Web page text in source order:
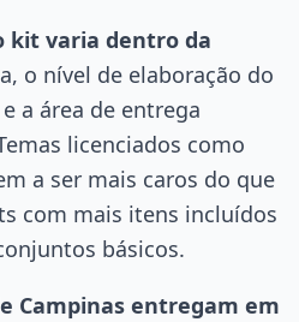
kit varia dentro da
o nível de elaboração do
a área de entrega
licenciados como
a ser mais caros do que
com mais itens incluídos
básicos.
Campinas entregam em